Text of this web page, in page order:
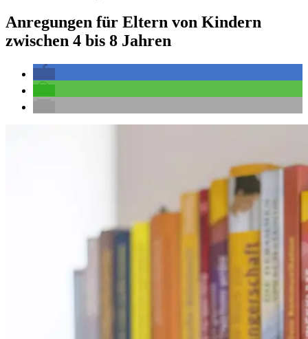
Anregungen für Eltern von Kindern
zwischen 4 bis 8 Jahren